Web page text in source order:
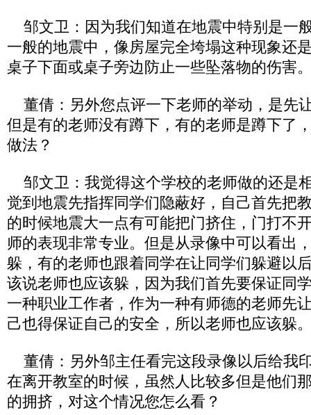
邹文卫：因为我们知道在地震中特别是一
一般的地震中，像房屋完全垮塌这种现象还
桌子下面或桌子旁边防止一些坠落物的伤害
董倩：另外您点评一下老师的举动，是先
但是有的老师没有蹲下，有的老师是蹲下了
做法？
邹文卫：我觉得这个学校的老师做的还是
觉到地震先指挥同学们隐蔽好，自己首先把
的时候地震大一点有可能把门挤住，门打不
师的表现非常专业。但是从录像中可以看出
躲，有的老师也跟着同学在让同学们躲避以
该说老师也应该躲，因为我们首先要保证同
一种职业工作者，作为一种有师德的老师先
己也得保证自己的安全，所以老师也应该躲
董倩：另外邹主任看完这段录像以后给我
在离开教室的时候，虽然人比较多但是他们
的拥挤，对这个情况您怎么看？